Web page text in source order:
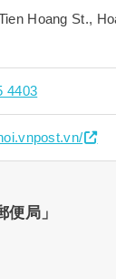
Hoang St.,
4403
便局」